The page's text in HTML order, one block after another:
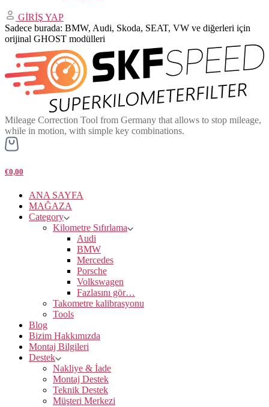
GİRİŞ YAP
Sadece burada: BMW, Audi, Skoda, SEAT, VW ve diğerleri için
orijinal GHOST modülleri
Mileage Correction Tool from Germany that allows to stop mileage,
while in motion, with simple key combinations.
€0,00
ANA SAYFA
MAĞAZA
Category
Kilometre Sıfırlama
Audi
BMW
Mercedes
Porsche
Volkswagen
Fazlasını gör…
Takometre kalibrasyonu
Tools
Blog
Bizim Hakkımızda
Montaj Bilgileri
Destek
Nakliye & İade
Montaj Destek
Teknik Destek
Müşteri Merkezi